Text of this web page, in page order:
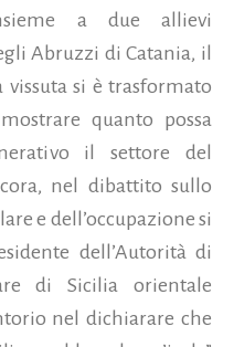
a due allievi
Abruzzi di Catania, il
vissuta si è trasformato
quanto possa
il settore del
nel dibattito sullo
e dell’occupazione si
dell’Autorità di
di Sicilia orientale
nel dichiarare che